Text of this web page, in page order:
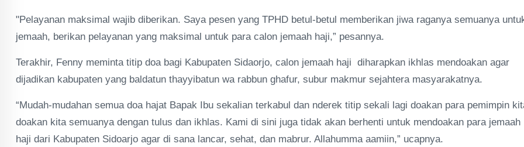
"Pelayanan maksimal wajib diberikan. Saya pesen yang TPHD betul-betul memberikan jiwa raganya semuanya
jemaah, berikan pelayanan yang maksimal untuk para calon jemaah haji,” pesannya.
Terakhir, Fenny meminta titip doa bagi Kabupaten Sidaorjo, calon jemaah haji diharapkan ikhlas mendoakan agar
dijadikan kabupaten yang baldatun thayyibatun wa rabbun ghafur, subur makmur sejahtera masyarakatnya.
“Mudah-mudahan semua doa hajat Bapak Ibu sekalian terkabul dan nderek titip sekali lagi doakan para pemimpin
doakan kita semuanya dengan tulus dan ikhlas. Kami di sini juga tidak akan berhenti untuk mendoakan para jemaah
haji dari Kabupaten Sidoarjo agar di sana lancar, sehat, dan mabrur. Allahumma aamiin,” ucapnya.